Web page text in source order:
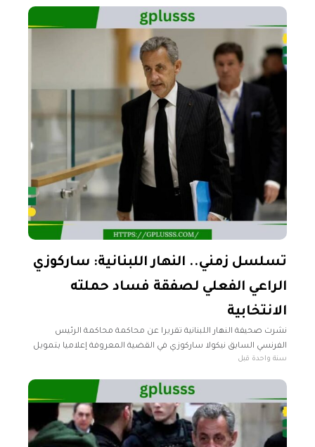
تسلسل زمني.. النهار اللبنانية: ساركوزي
الراعي الفعلي لصفقة فساد حملته
الانتخابية
نشرت صحيفة النهار اللبنانية تقريرا عن محاكمة محاكمة الرئيس
الفرنسي السابق نيكولا ساركوزي في القضية المعروفة إعلاميا بتمويل
حملة الرئيس الفرنسي السابق الانتخابية ونقلت الصحيفة أن النيابة
سنة واحدة قبل